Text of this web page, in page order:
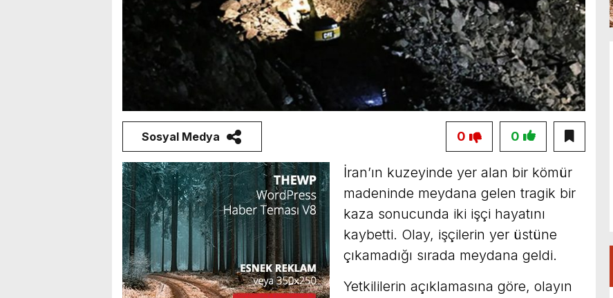
Sosyal Medya 0
0
İran’ın kuzeyinde yer alan bir kömür
madeninde meydana gelen tragik bir
kaza sonucunda iki işçi hayatını
kaybetti. Olay, işçilerin yer üstüne
çıkamadığı sırada meydana geldi.
Yetkililerin açıklamasına göre, olayın